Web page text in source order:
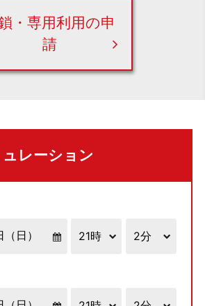
・専用利用の申
請
レーション